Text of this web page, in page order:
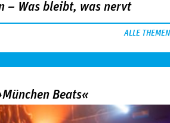
– Was bleibt, was nervt
ALLE THEMEN
Beats«